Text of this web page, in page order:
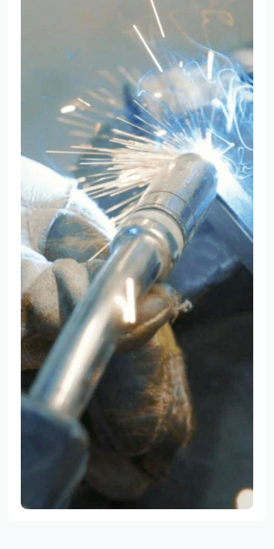
TMP Historie
Cookie og Privatlivspolitik
Salgs- og leveringsbetingelser
Vores brands
Mandag - Torsdag
09:00 - 16:00
09:00 - 15:30
Weekend
Lukket
FØLG TMP
Facebook
Youtube
Instagram
TMP BRAND SHOPS